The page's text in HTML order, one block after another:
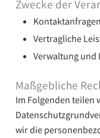
Zwecke der
Vertragliche
Verwaltung und
Maßgebliche
Im Folgenden teilen
wir die